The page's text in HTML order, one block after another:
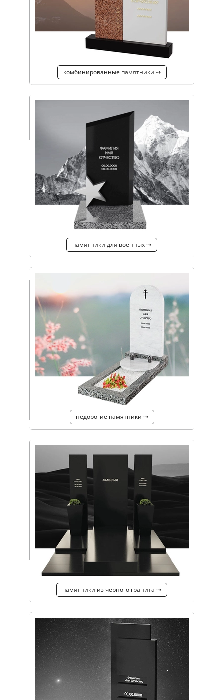
комбинированные памятники ⇢
памятники для военных ⇢
недорогие памятники ⇢
памятники из чёрного гранита ⇢